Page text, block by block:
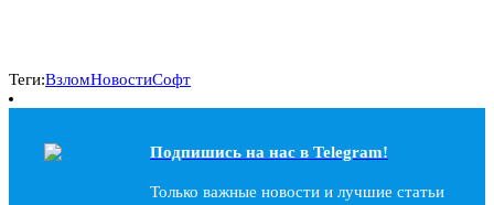
Теги:ВзломНовостиСофт
Подпишись на наc в Telegram!
Только важные новости и лучшие статьи